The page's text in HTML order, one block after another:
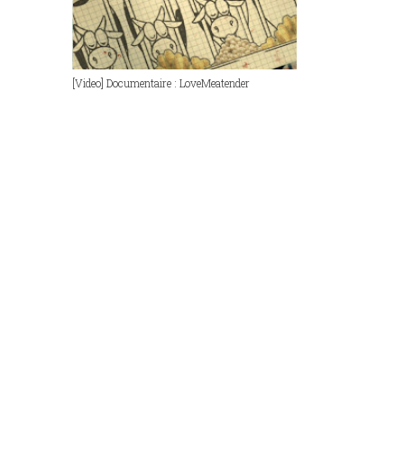
[Video] Documentaire : LoveMeatender